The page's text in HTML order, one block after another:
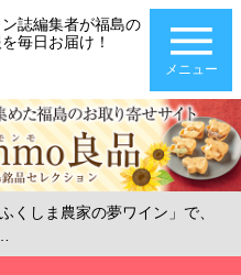
誌編集者が福島の
毎日お届け！
メニュー
くしま農家の夢ワイン」で、